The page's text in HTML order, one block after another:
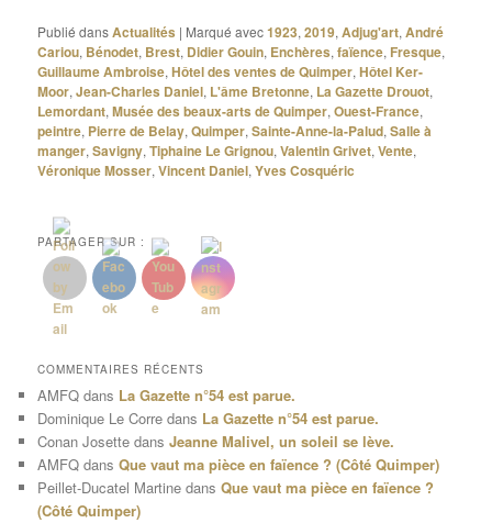
Publié dansActualités | Marqué avec1923,2019,Adjug'art,André
Cariou, Bénodet, Brest, Didier Gouin, Enchères,faïence, Fresque,
Guillaume Ambroise,Hôtel des ventes de Quimper,Hôtel Ker-
Moor,Jean-Charles Daniel, L'âme Bretonne, La Gazette Drouot,
Lemordant,Musée des beaux-arts de Quimper,Ouest-France,
peintre, Pierre de Belay,Quimper,Sainte-Anne-la-Palud,Salle à
manger,Savigny,Tiphaine Le Grignou,Valentin Grivet,Vente,
Véronique Mosser,Vincent Daniel,Yves Cosquéric
PARTAGER SUR :
COMMENTAIRES RÉCENTS
AMFQ dans La Gazette n°54 est parue.
Dominique Le Corre dans La Gazette n°54 est parue.
Conan Josette dansJeanne Malivel, un soleil se lève.
AMFQ dansQue vaut ma pièce en faïence ? (Côté Quimper)
Peillet-Ducatel Martine dansQue vaut ma pièce en faïence ?
(Côté Quimper)